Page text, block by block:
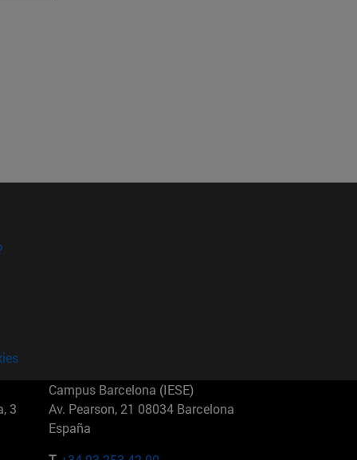
3
Campus Barcelona (IESE)
Av. Pearson, 21 08034 Barcelona
España